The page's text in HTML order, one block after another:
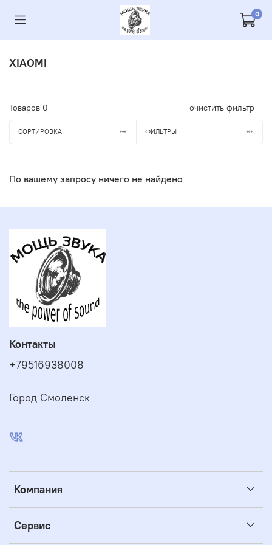
0
XIAOMI
Товаров 0 очистить фильтр
СОРТИРОВКА ФИЛЬТРЫ
По вашему запросу ничего не найдено
Компания
Сервис
Контакты
+79516938008
Город Смоленск